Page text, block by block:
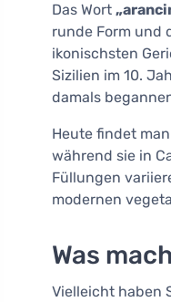
Das Wort
runde Form und
ikonischsten
Sizilien im 10.
damals
Heute findet
während sie in
Füllungen
modernen
Was
Vielleicht haben